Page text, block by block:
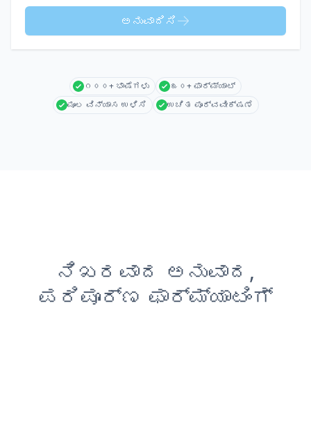
ಅನುವಾದಿಸಿ
೧೦೦+ ಭಾಷೆಗಳು
೩೦+ ಫಾರ್ಮ್ಯಾಟ್
ಮೂಲ ವಿನ್ಯಾಸ ಉಳಿಸಿ
ಉಚಿತ ಪೂರ್ವವೀಕ್ಷಣೆ
ನಿಖರವಾದ ಅನುವಾದ,
ಪರಿಪೂರ್ಣ ಫಾರ್ಮ್ಯಾಟಿಂಗ್